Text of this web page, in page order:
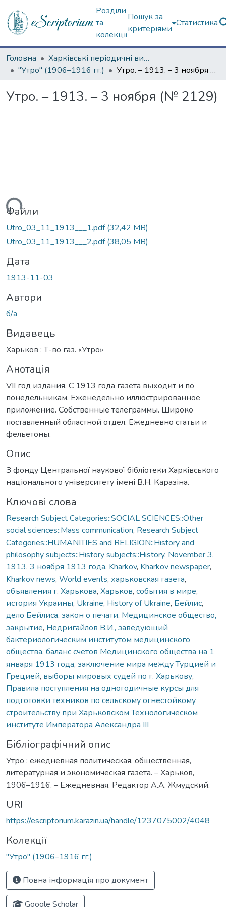
Розділи
та
колекції
Пошук за
критеріями
Статистика
Головна
Харківські періодичні видання
"Утро" (1906–1916 гг.)
Утро. – 1913. – 3 ноября (№ 2129)
Утро. – 1913. – 3 ноября (№ 2129)
Файли
Utro_03_11_1913___1.pdf(32,42 MB)
Utro_03_11_1913___2.pdf(38,05 MB)
Дата
1913-11-03
Автори
б/а
Видавець
Харьков : Т-во газ. «Утро»
Анотація
VII год издания. С 1913 года газета выходит и по
понедельникам. Еженедельно иллюстрированное
приложение. Собственные телеграммы. Широко
поставленный областной отдел. Ежедневно статьи и
фельетоны.
Опис
З фонду Центральної наукової бібліотеки Харківського
національного університету імені В.Н. Каразіна.
Ключові слова
Research Subject Categories::SOCIAL SCIENCES::Other
social sciences::Mass communication, Research Subject
Categories::HUMANITIES and RELIGION::History and
philosophy subjects::History subjects::History, November 3,
1913, 3 ноября 1913 года, Kharkov, Kharkov newspaper,
Kharkov news, World events, харьковская газета,
объявления г. Харькова, Харьков, события в мире,
история Украины, Ukraine, History of Ukraine, Бейлис,
дело Бейлиса, закон о печати, Медицинское общество,
закрытие, Недригайлов В.И., заведующий
бактериологическим институтом медицинского
общества, баланс счетов Медицинского общества на 1
января 1913 года, заключение мира между Турцией и
Грецией, выборы мировых судей по г. Харькову,
Правила поступления на одногодичные курсы для
подготовки техников по сельскому огнестойкому
строительству при Харьковском Технологическом
институте Императора Александра III
Бібліографічний опис
Утро : ежедневная политическая, общественная,
литературная и экономическая газета. – Харьков,
1906–1916. – Ежедневная. Редактор А.А. Жмудский.
URI
https://escriptorium.karazin.ua/handle/1237075002/4048
Колекції
"Утро" (1906–1916 гг.)
Повна інформація про документ
Google Scholar